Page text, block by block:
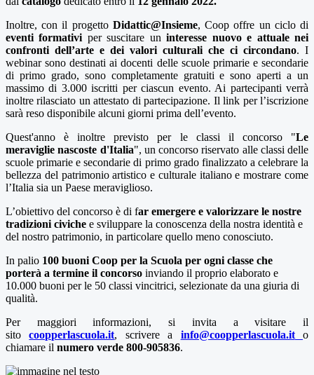
Inoltre, con il progetto Didattic@Insieme, Coop offre un ciclo di
eventi formativi per suscitare un interesse nuovo e attuale nei
confronti dell’arte e dei valori culturali che ci circondano. I
webinar sono destinati aidocenti delle scuole primarie e secondarie
di primo grado, sono completamente gratuiti e sono aperti a un
massimo di 3.000 iscritti per ciascun evento. Ai partecipanti verrà
inoltre rilasciato un attestato di partecipazione. Il link per l’iscrizione
sarà reso disponibile alcuni giorni prima dell’evento.
Quest'anno è inoltre previsto per le classi il concorso "Le
meraviglie nascoste d'Italia", un concorso riservato alle classi delle
scuole primarie e secondarie di primo grado finalizzato a celebrare la
bellezza del patrimonio artistico e culturale italiano e mostrare come
l’Italia sia un Paese meraviglioso.
L’obiettivo del concorso è di far emergere e valorizzare le nostre
tradizioni civiche e sviluppare la conoscenza della nostra identità e
del nostro patrimonio, in particolare quello meno conosciuto.
In palio 100 buoni Coop per la Scuola per ogni classe che
porterà a termine il concorso inviando il proprio elaborato e
10.000 buoni per le 50 classi vincitrici, selezionate da una giuria di
qualità.
Per maggiori informazioni, si invita a visitare il
sitocoopperlascuola.it, scrivere a info@coopperlascuola.it
o
chiamare il numero verde 800-905836.